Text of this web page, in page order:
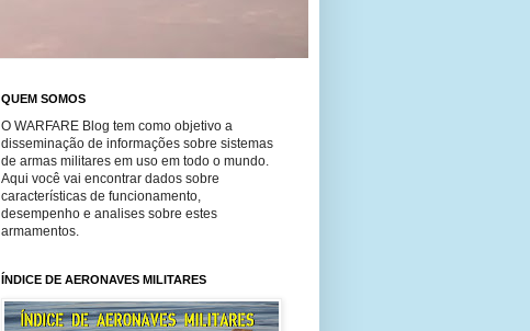
QUEM SOMOS
O WARFARE Blog tem como objetivo a
disseminação de informações sobre sistemas
de armas militares em uso em todo o mundo.
Aqui você vai encontrar dados sobre
características de funcionamento,
desempenho e analises sobre estes
armamentos.
ÍNDICE DE AERONAVES MILITARES